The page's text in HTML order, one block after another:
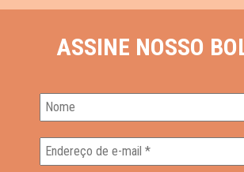
ASSINE NOSSO